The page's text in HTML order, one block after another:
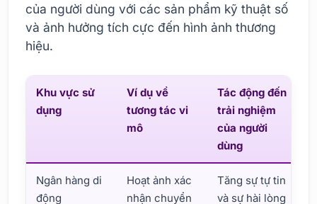
của người dùng với các sản phẩm kỹ thuật số
và ảnh hưởng tích cực đến hình ảnh thương
hiệu.
Khu vực sử
dụng
Ví dụ về
tương tác vi
mô
Tác động đến
trải nghiệm
của người
dùng
Ngân hàng di
động
Hoạt ảnh xác
nhận chuyển
Tăng sự tự tin
và sự hài lòng